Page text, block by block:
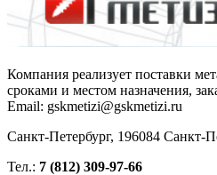
Компания реализует поставки
сроками и местом назначения,
Email: gskmetizi@gskmetizi.ru
Санкт-Петербург, 196084 Санкт-
Тел.: 7 (812) 309-97-66